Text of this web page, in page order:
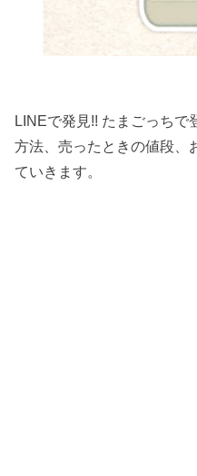
LINEで発見!! たまごっち
方法、売ったときの値段、
ていきます。